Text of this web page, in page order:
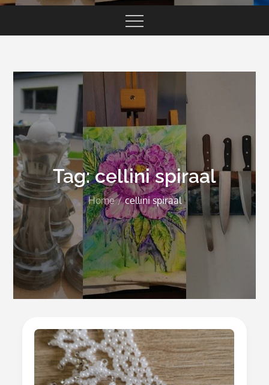
Tag:cellini spiraal
Home cellini spiraal